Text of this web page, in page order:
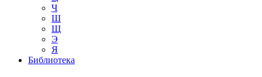
Ч
Ш
Щ
Э
Я
Библиотека